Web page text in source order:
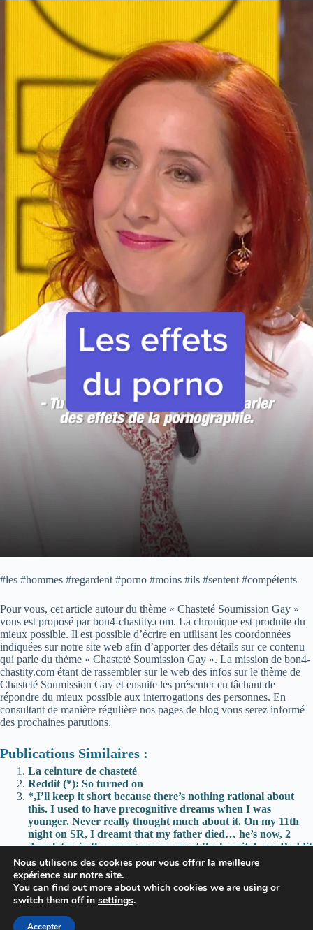
#les #hommes #regardent #porno #moins #ils #sentent #compétents
Pour vous, cet article autour du thème « Chasteté Soumission Gay »
vous est proposé par bon4-chastity.com. La chronique est produite du
mieux possible. Il est possible d’écrire en utilisant les coordonnées
indiquées sur notre site web afin d’apporter des détails sur ce contenu
qui parle du thème « Chasteté Soumission Gay ». La mission de bon4-
chastity.com étant de rassembler sur le web des infos sur le thème de
Chasteté Soumission Gay et ensuite les présenter en tâchant de
répondre du mieux possible aux interrogations des personnes. En
consultant de manière régulière nos pages de blog vous serez informé
des prochaines parutions.
Publications Similaires :
La ceinture de chasteté
Reddit (*): So turned on
*,I’ll keep it short because there’s nothing rational about
this. I used to have precognitive dreams when I was
younger. Never really thought much about it. On my 11th
night on SR, I dreamt that my father died… he’s now, 2
days later, in the emergency room at the hospital. sur Reddit
*; One year’s gone, and it felt like he deserved a final
reminder of what he’s been missing out on—and never get
back: Happy Anniversary!
Nous utilisons des cookies pour vous offrir la meilleure
expérience sur notre site.
You can find out more about which cookies we are using or
switch them off in settings.
Accepter